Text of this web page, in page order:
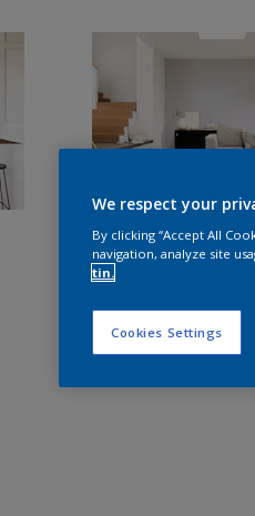
We respect your
By clicking “Accept All
navigation, analyze site
tin.
Cookies Settings